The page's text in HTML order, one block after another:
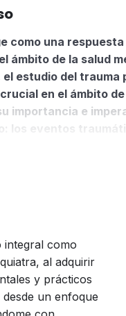
como una
ámbito de la salud
estudio del
en el ámbito
importancia e
los eventos
abusos y
para
del problema.
Mental: la
(TEPT) y
detallada de
integral como
al adquirir
y prácticos
un enfoque